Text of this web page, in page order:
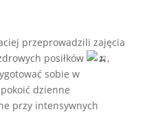
przeprowadzili zajęcia
posiłków
,
sobie w
dzienne
przy intensywnych